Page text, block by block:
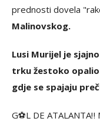
prednosti dovela
Malinovskog.
Lusi Murijel je
trku žestoko
gdje se spajaju
G⚽L DE